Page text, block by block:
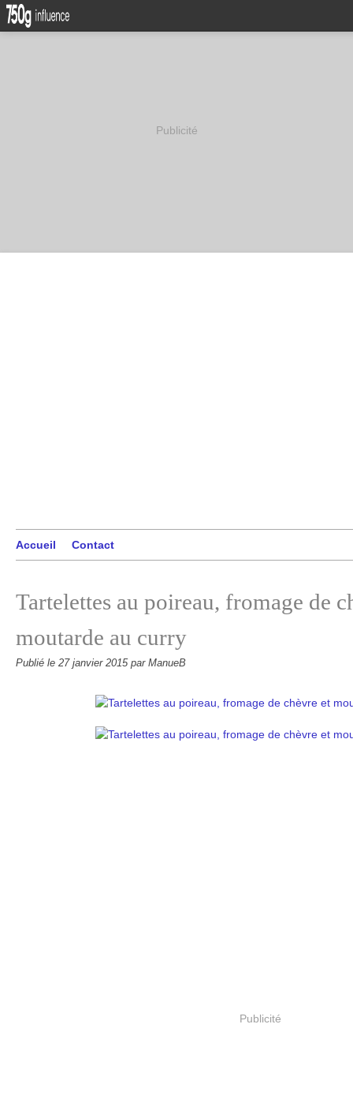
Publicité
Accueil Contact
Tartelettes au poireau, fromage de
moutarde au curry
Publié le 27 janvier 2015 par ManueB
Publicité